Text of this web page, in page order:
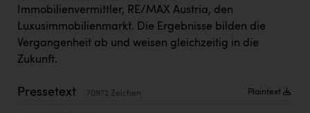
ZULuft - Zukunft Luft Austria
Österreichisches Hebammengremium
Wirtschaftskammer OÖ Energiehandel
Immobilienvermittler, RE/MAX Austria, den
Luxusimmobilienmarkt. Die Ergebnisse bilden die
Vergangenheit ab und weisen gleichzeitig in die
Zukunft.
Pressetext 70972 Zeichen Plaintext